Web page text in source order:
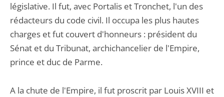
législative. Il fut, avec Portalis et Tronchet, l'un des
rédacteurs du code civil. Il occupa les plus hautes
charges et fut couvert d'honneurs : président du
Sénat et du Tribunat, archichancelier de l'Empire,
prince et duc de Parme.
A la chute de l'Empire, il fut proscrit par Louis XVIII et